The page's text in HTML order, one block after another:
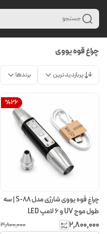
جستجو
چراغ قوه یووی
پربازدیدترین برندها
%26
چراغ قوه یووی شارژی مدل S-88 | سه
طول موج UV و ۶ لامپ LED
۲٬۸۰۰٬۰۰۰ ۳٬۸۰۰٬۰۰۰